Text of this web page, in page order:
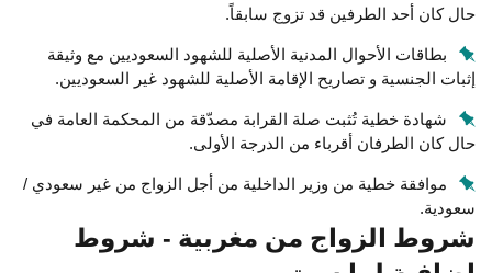
حال كان أحد الطرفين قد تزوج سابقاً.
بطاقات الأحوال المدنية الأصلية للشهود السعوديين مع وثيقة
إثبات الجنسية و تصاريح الإقامة الأصلية للشهود غير السعوديين.
شهادة خطية تُثبت صلة القرابة مصدّقة من المحكمة العامة في
حال كان الطرفان أقرباء من الدرجة الأولى.
موافقة خطية من وزير الداخلية من أجل الزواج من غير سعودي /
سعودية.
شروط الزواج من مغربية - شروط